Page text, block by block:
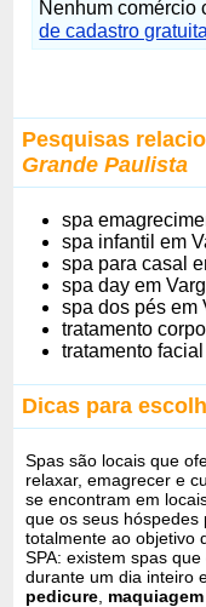
Nenhum comércio
de cadastro
Pesquisas
Grande Paulista
spa
spa infantil em
spa para casal
spa day em
spa dos pés em
tratamento
tratamento
Dicas para
Spas são locais que
relaxar, emagrecer e
se encontram em
que os seus
totalmente ao objetivo
SPA: existem spas
durante um dia inteiro
pedicure maquiagem